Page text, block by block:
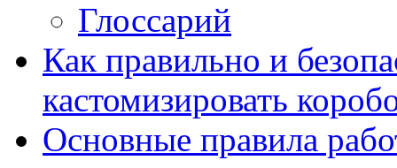
Глоссарий
Как правильно и
кастомизировать
Основные правила